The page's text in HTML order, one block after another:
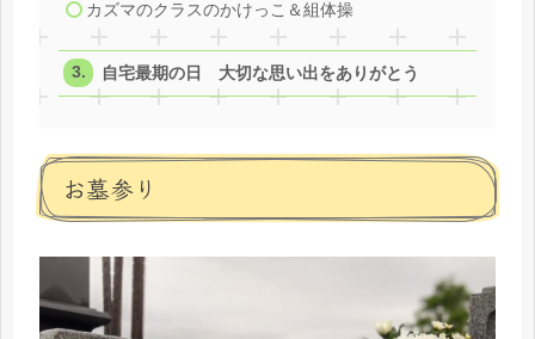
カズマのクラスのかけっこ＆組体操
自宅最期の日 大切な思い出をありがとう
お墓参り